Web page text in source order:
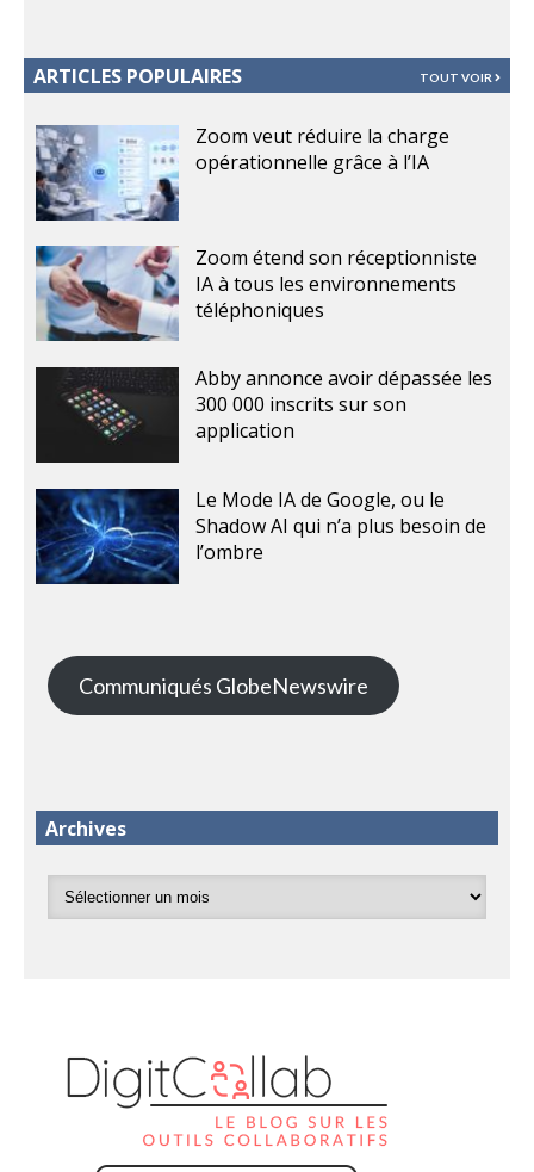
ARTICLES POPULAIRES TOUT VOIR
Zoom veut réduire la charge
opérationnelle grâce à l’IA
Zoom étend son réceptionniste
IA à tous les environnements
téléphoniques
Abby annonce avoir dépassée les
300 000 inscrits sur son
application
Le Mode IA de Google, ou le
Shadow AI qui n’a plus besoin de
l’ombre
Communiqués GlobeNewswire
Archives